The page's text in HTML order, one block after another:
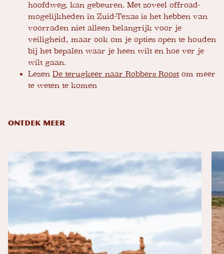
hoofdweg, kan gebeuren. Met zoveel offroad-
mogelijkheden in Zuid-Texas is het hebben van
voorraden niet alleen belangrijk voor je
veiligheid, maar ook om je opties open te houden
bij het bepalen waar je heen wilt en hoe ver je
wilt gaan.
Lezen De terugkeer naar Robbers Roost om meer
te weten te komen
ONTDEK MEER